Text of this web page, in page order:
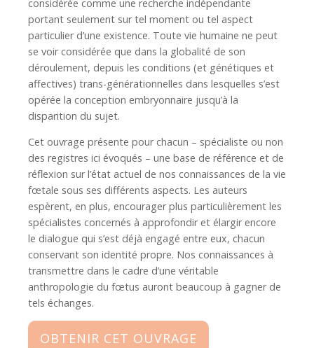
considérée comme une recherche indépendante
portant seulement sur tel moment ou tel aspect
particulier d’une existence. Toute vie humaine ne peut
se voir considérée que dans la globalité de son
déroulement, depuis les conditions (et génétiques et
affectives) trans-générationnelles dans lesquelles s’est
opérée la conception embryonnaire jusqu’à la
disparition du sujet.
Cet ouvrage présente pour chacun – spécialiste ou non
des registres ici évoqués – une base de référence et de
réflexion sur l’état actuel de nos connaissances de la vie
fœtale sous ses différents aspects. Les auteurs
espèrent, en plus, encourager plus particulièrement les
spécialistes concernés à approfondir et élargir encore
le dialogue qui s’est déjà engagé entre eux, chacun
conservant son identité propre. Nos connaissances à
transmettre dans le cadre d’une véritable
anthropologie du fœtus auront beaucoup à gagner de
tels échanges.
OBTENIR CET OUVRAGE